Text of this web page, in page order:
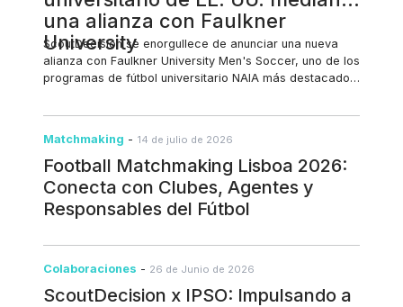
una alianza con Faulkner
University
ScoutDecision se enorgullece de anunciar una nueva
alianza con Faulkner University Men's Soccer, uno de los
programas de fútbol universitario NAIA más destacados
los Faulkner Eagles han construido una sólida reputación
académico, preparando a sus estudiantes-atletas para
triunfar tanto dentro como fuera del campo. 🔗
https://faulknereagles.com/sports/mens-soccer Esta
colaboración representa un nuevo paso en la expansión
de ScoutDecision dentro del panorama del fútbol
desarrollada originalmente para clubes profesionales y
academias, ha demostrado ser igualmente valiosa para
reclutamiento, el desarrollo de jugadores, el
Matchmaking - 14 de julio de 2026
Football Matchmaking Lisboa 2026:
Conecta con Clubes, Agentes y
Responsables del Fútbol
Colaboraciones - 26 de Junio de 2026
ScoutDecision x IPSO: Impulsando a